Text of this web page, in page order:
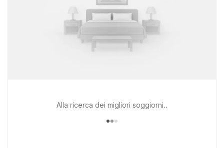
Alla ricerca dei migliori soggiorni..